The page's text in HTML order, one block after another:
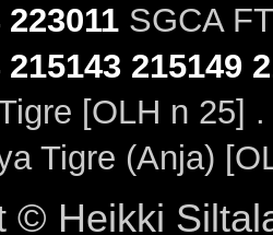
223011SGCA
215143 215149
[OLH n 25]
Tigre (Anja)
© Heikki